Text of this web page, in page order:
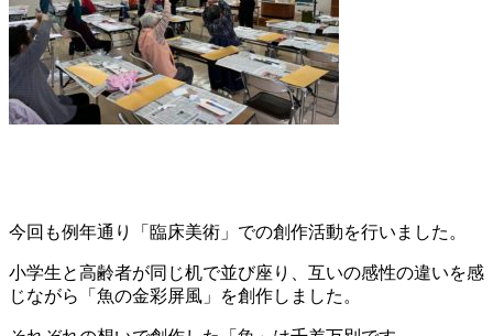
今回も例年通り「臨床美術」での創作活動を行いました。
小学生と高齢者が同じ机で並び座り、互いの感性の違いを感
じながら「魚の金彩屏風」を創作しました。